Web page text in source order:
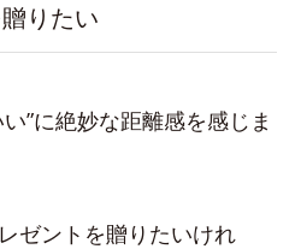
りたい
”に絶妙な距離感を感じま
ゼントを贈りたいけれ